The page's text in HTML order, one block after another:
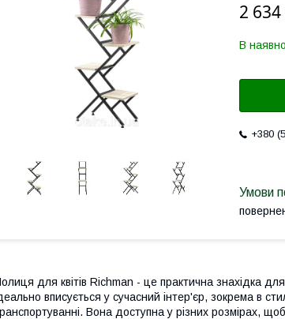
2 634
В
+380
для квітів Richman - це практична знахідка
вписується у сучасний інтер'єр, зокрема в
Вона доступна у різних розмірах,